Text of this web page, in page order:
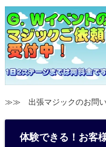
≫≫ 出張マジックのお問い
体験できる！お客